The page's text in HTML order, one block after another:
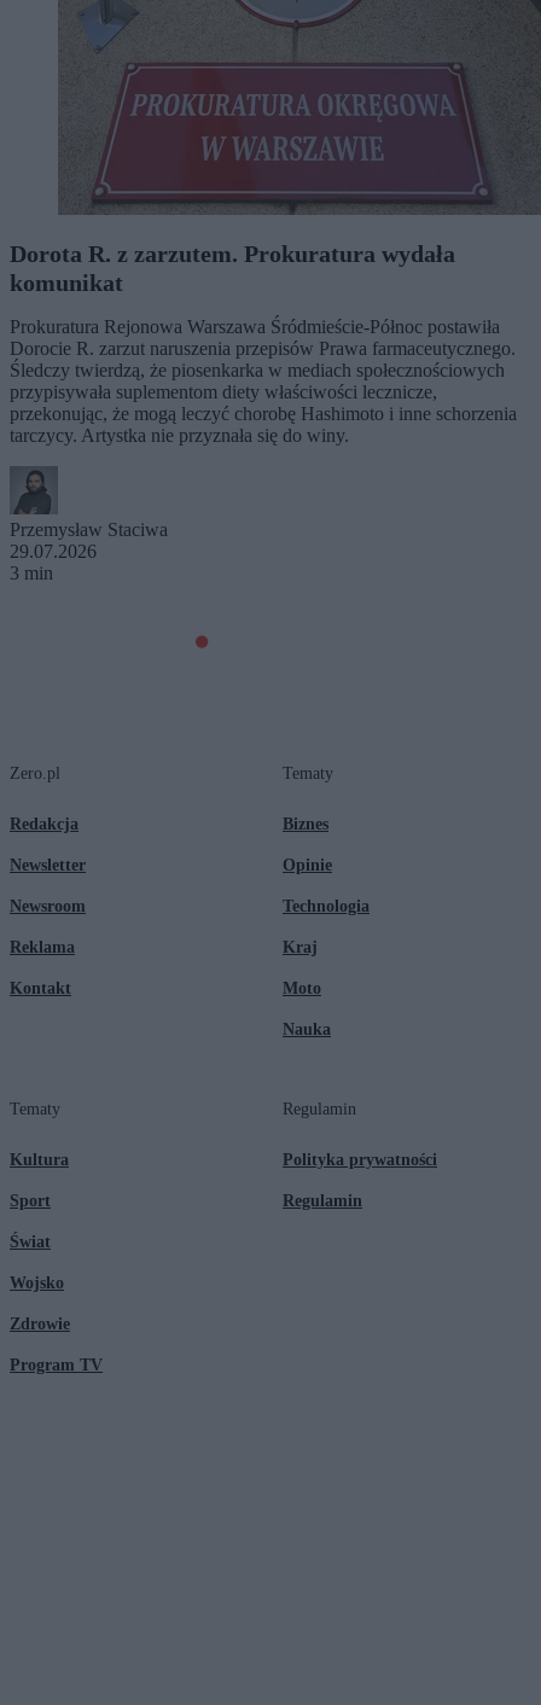
Dorota R. z zarzutem. Prokuratura wydała
komunikat
Prokuratura Rejonowa Warszawa Śródmieście-Północ postawiła
Dorocie R. zarzut naruszenia przepisów Prawa farmaceutycznego.
Śledczy twierdzą, że piosenkarka w mediach społecznościowych
przypisywała suplementom diety właściwości lecznicze,
przekonując, że mogą leczyć chorobę Hashimoto i inne schorzenia
tarczycy. Artystka nie przyznała się do winy.
Przemysław Staciwa
29.07.2026
3 min
Zero.pl
Redakcja
Newsletter
Newsroom
Reklama
Kontakt
Tematy
Biznes
Opinie
Technologia
Kraj
Moto
Nauka
Tematy
Kultura
Sport
Świat
Wojsko
Zdrowie
Program TV
Regulamin
Polityka prywatności
Regulamin